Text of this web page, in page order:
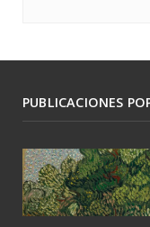
PUBLICACIONES